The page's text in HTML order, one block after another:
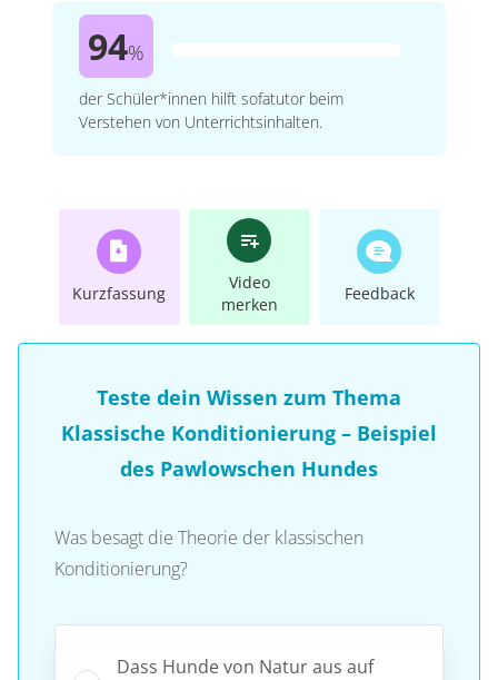
94%
der Schüler*innen hilft sofatutor beim
Verstehen von Unterrichtsinhalten.
Kurzfassung
Video
merken
Feedback
Teste dein Wissen zum Thema
Klassische Konditionierung – Beispiel
des Pawlowschen Hundes
Was besagt die Theorie der klassischen
Konditionierung?
Dass Hunde von Natur aus auf